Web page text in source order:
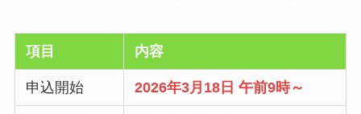
項目 内容
申込開始 2026年3月18日 午前9時～